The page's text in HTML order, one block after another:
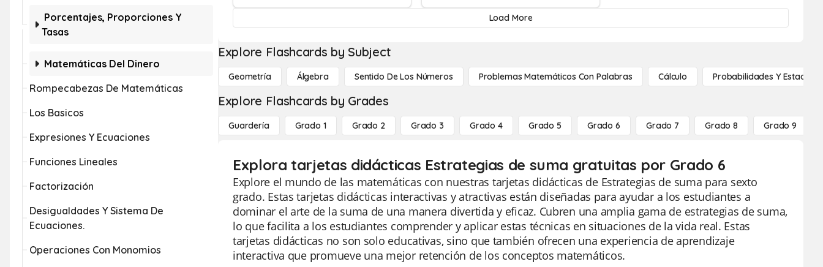
Porcentajes, Proporciones Y
Tasas
Matemáticas Del Dinero
Rompecabezas De Matemáticas
Los Basicos
Expresiones Y Ecuaciones
Funciones Lineales
Factorización
Desigualdades Y Sistema De
Ecuaciones.
Operaciones Con Monomios
Load More
Explore Flashcards by Subject
Geometría Álgebra Sentido De Los Números Problemas Matemáticos Con Palabras Cálculo Probabilidades Y
Explore Flashcards by Grades
Guardería Grado 1 Grado 2 Grado 3 Grado 4 Grado 5 Grado 6 Grado 7 Grado 8 Grado 9
Explora tarjetas didácticas Estrategias de suma gratuitas por Grado 6
Explore el mundo de las matemáticas con nuestras tarjetas didácticas de Estrategias de suma para sexto
grado. Estas tarjetas didácticas interactivas y atractivas están diseñadas para ayudar a los estudiantes a
dominar el arte de la suma de una manera divertida y eficaz. Cubren una amplia gama de estrategias de suma,
lo que facilita a los estudiantes comprender y aplicar estas técnicas en situaciones de la vida real. Estas
tarjetas didácticas no son solo educativas, sino que también ofrecen una experiencia de aprendizaje
interactiva que promueve una mejor retención de los conceptos matemáticos.